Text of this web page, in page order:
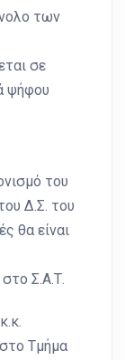
των
σε
ψήφου
του
Δ.Σ. του
θα είναι
Σ.Α.Τ.
Τμήμα